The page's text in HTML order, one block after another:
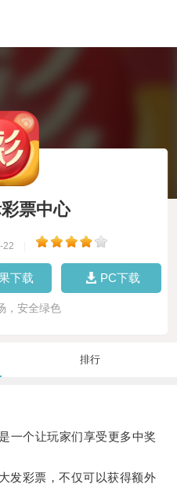
票中心
22
下载 PC下载
，安全绿色
排行
个让玩家们享受更多中奖
彩票，不仅可以获得额外